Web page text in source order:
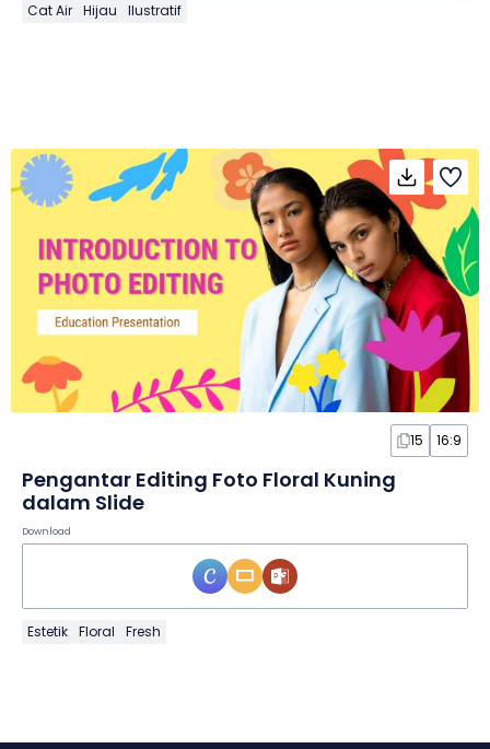
Cat Air Hijau Ilustratif
15 16:9
Pengantar Editing Foto Floral Kuning
dalam Slide
Download
Estetik Floral Fresh